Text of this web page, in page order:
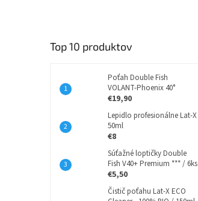
Top 10 produktov
Poťah Double Fish
VOLANT-Phoenix 40°
€19,90
Lepidlo profesionálne Lat-X
50ml
€8
Súťažné loptičky Double
Fish V40+ Premium *** / 6ks
€5,50
Čistič poťahu Lat-X ECO